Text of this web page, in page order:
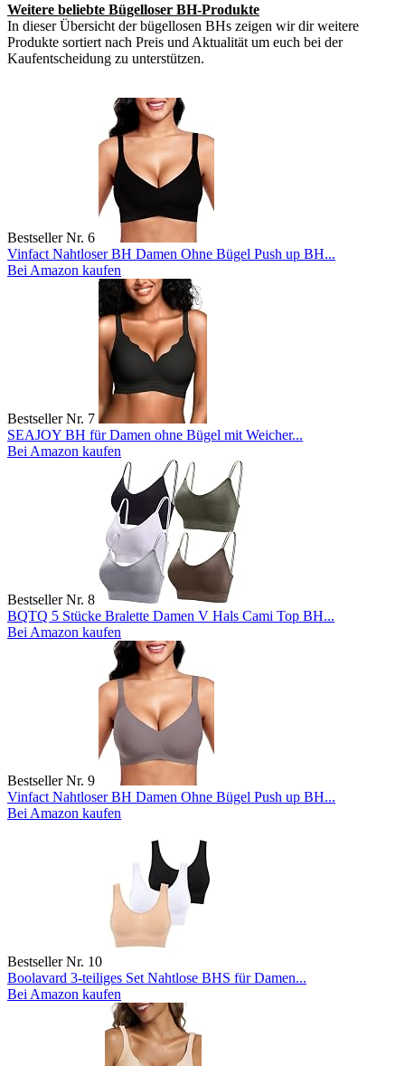
Weitere beliebte Bügelloser BH-Produkte
In dieser Übersicht der bügellosen BHs zeigen wir dir weitere
Produkte sortiert nach Preis und Aktualität um euch bei der
Kaufentscheidung zu unterstützen.
Bestseller Nr. 6
Vinfact Nahtloser BH Damen Ohne Bügel Push up BH...
Bei Amazon kaufen
Bestseller Nr. 7
SEAJOY BH für Damen ohne Bügel mit Weicher...
Bei Amazon kaufen
Bestseller Nr. 8
BQTQ 5 Stücke Bralette Damen V Hals Cami Top BH...
Bei Amazon kaufen
Bestseller Nr. 9
Vinfact Nahtloser BH Damen Ohne Bügel Push up BH...
Bei Amazon kaufen
Bestseller Nr. 10
Boolavard 3-teiliges Set Nahtlose BHS für Damen...
Bei Amazon kaufen